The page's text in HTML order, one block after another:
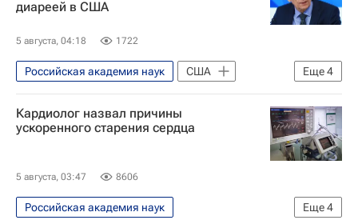
Наука
Университетская наука
Здоровье
Медицина
Здоровье - Общество
Рак
глиобластома
Саратов
диареей​ в США
5 августа, 04:18 1722
Еще4
Российская академия наук
США
Геннадий Онищенко
Российская академия образования
Кардиолог назвал причины
ускоренного старения сердца
5 августа, 03:47 8606
Еще4
Российская академия наук